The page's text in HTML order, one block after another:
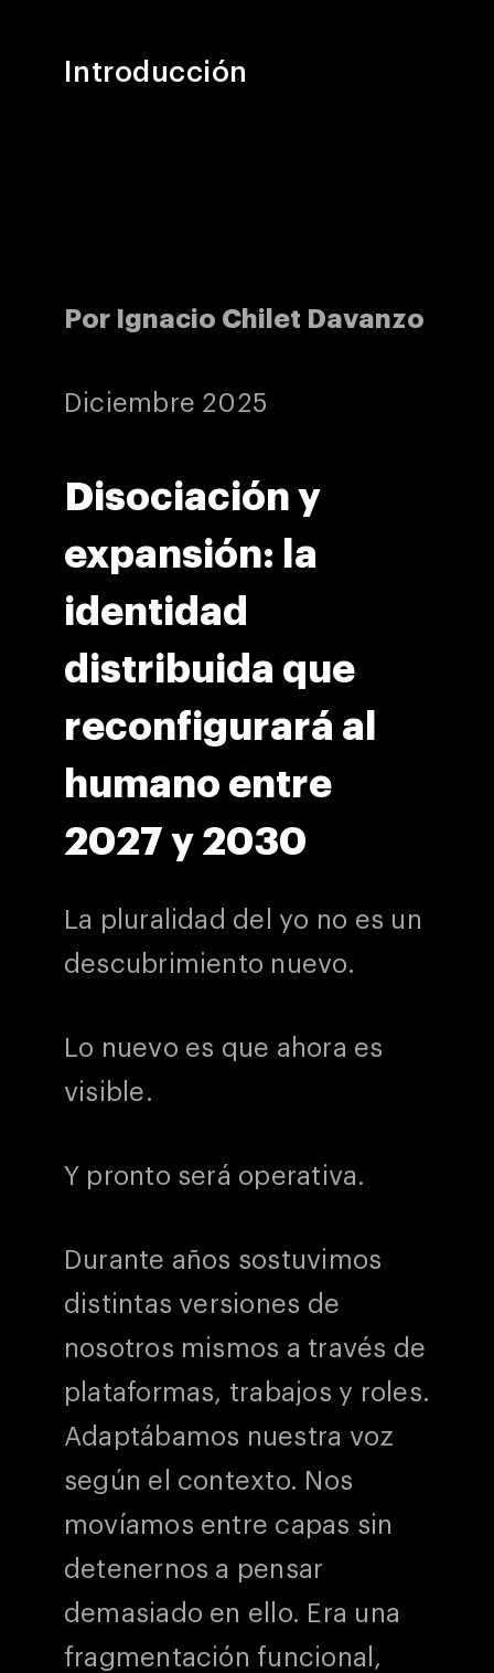
Introducción
Por Ignacio Chilet Davanzo
Diciembre 2025
Disociación y
expansión: la
identidad
distribuida que
reconfigurará al
humano entre
2027 y 2030
La pluralidad del yo no es un
descubrimiento nuevo.
Lo nuevo es que ahora es
visible.
Y pronto será operativa.
Durante años sostuvimos
distintas versiones de
nosotros mismos a través de
plataformas, trabajos y roles.
Adaptábamos nuestra voz
según el contexto. Nos
movíamos entre capas sin
detenernos a pensar
demasiado en ello. Era una
fragmentación funcional,